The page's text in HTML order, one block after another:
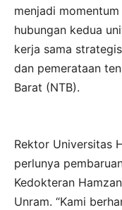
menjadi
hubungan kedua
kerja sama
dan pemerataan
Barat (NTB).
Rektor Universitas
perlunya
Kedokteran
Unram. “Kami